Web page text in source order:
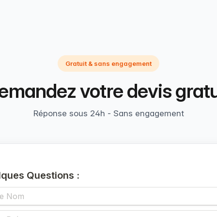
Gratuit & sans engagement
votre devis
Réponse sous 24h - Sans engagement